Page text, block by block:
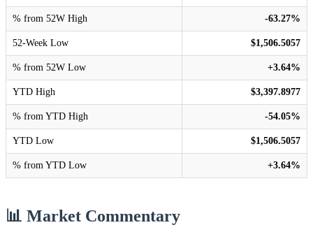
% from 52W High -63.27%
52-Week Low $1,506.5057
% from 52W Low +3.64%
YTD High $3,397.8977
% from YTD High -54.05%
YTD Low $1,506.5057
% from YTD Low +3.64%
📊 Market Commentary